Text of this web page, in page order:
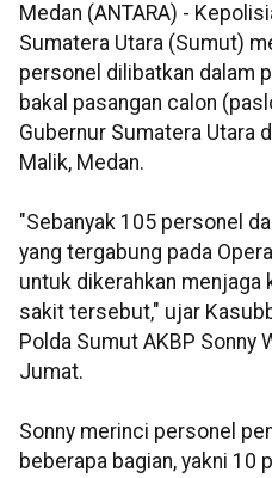
Medan (ANTARA) -
Sumatera Utara (Sumut)
personel dilibatkan dalam
bakal pasangan calon
Gubernur Sumatera Utara
Malik, Medan.
"Sebanyak 105 personel
yang tergabung pada
untuk dikerahkan menjaga
sakit tersebut," ujar
Polda Sumut AKBP Sonny
Jumat.
Sonny merinci personel
beberapa bagian, yakni 10